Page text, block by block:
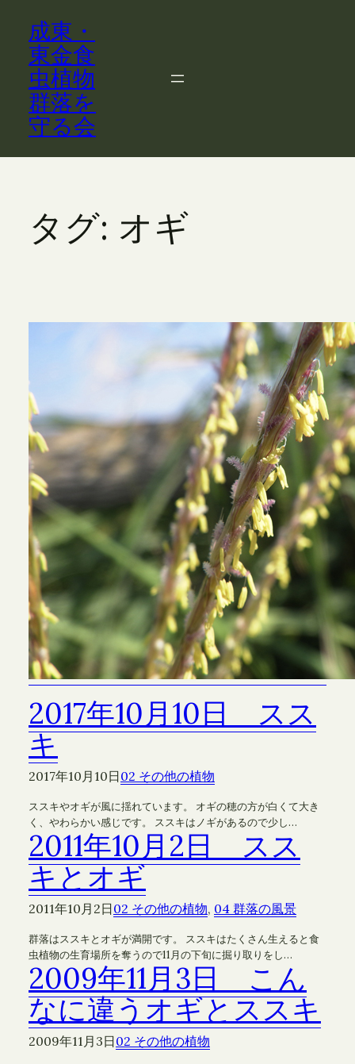
成東・
東金食
虫植物
群落を
守る会
タグ: オギ
2017年10月10日 スス
キ
2017年10月10日02 その他の植物
ススキやオギが風に揺れています。 オギの穂の方が白くて大き
く、やわらかい感じです。 ススキはノギがあるので少し…
2011年10月2日 スス
キとオギ
2011年10月2日02 その他の植物, 04 群落の風景
群落はススキとオギが満開です。 ススキはたくさん生えると食
虫植物の生育場所を奪うので11月の下旬に掘り取りをし…
2009年11月3日 こん
なに違うオギとススキ
2009年11月3日02 その他の植物